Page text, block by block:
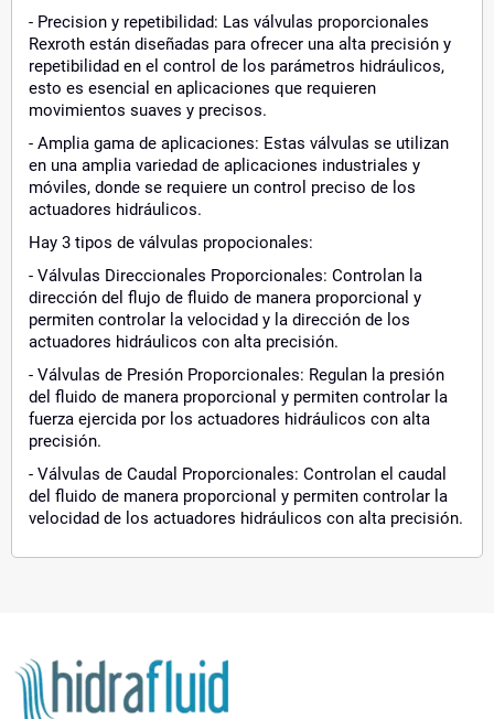
- Precision y repetibilidad: Las válvulas proporcionales
Rexroth están diseñadas para ofrecer una alta precisión y
repetibilidad en el control de los parámetros hidráulicos,
esto es esencial en aplicaciones que requieren
movimientos suaves y precisos.
- Amplia gama de aplicaciones: Estas válvulas se utilizan
en una amplia variedad de aplicaciones industriales y
móviles, donde se requiere un control preciso de los
actuadores hidráulicos.
Hay 3 tipos de válvulas propocionales:
- Válvulas Direccionales Proporcionales: Controlan la
dirección del flujo de fluido de manera proporcional y
permiten controlar la velocidad y la dirección de los
actuadores hidráulicos con alta precisión.
- Válvulas de Presión Proporcionales: Regulan la presión
del fluido de manera proporcional y permiten controlar la
fuerza ejercida por los actuadores hidráulicos con alta
precisión.
- Válvulas de Caudal Proporcionales: Controlan el caudal
del fluido de manera proporcional y permiten controlar la
velocidad de los actuadores hidráulicos con alta precisión.